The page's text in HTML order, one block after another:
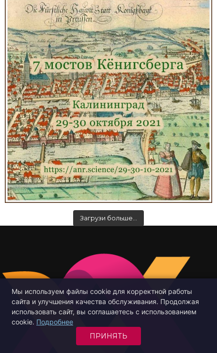
Загрузи больше…
Мы используем файлы cookie для корректной работы
сайта и улучшения качества обслуживания. Продолжая
использовать сайт, вы соглашаетесь с использованием
cookie. Подробнее
ПРИНЯТЬ